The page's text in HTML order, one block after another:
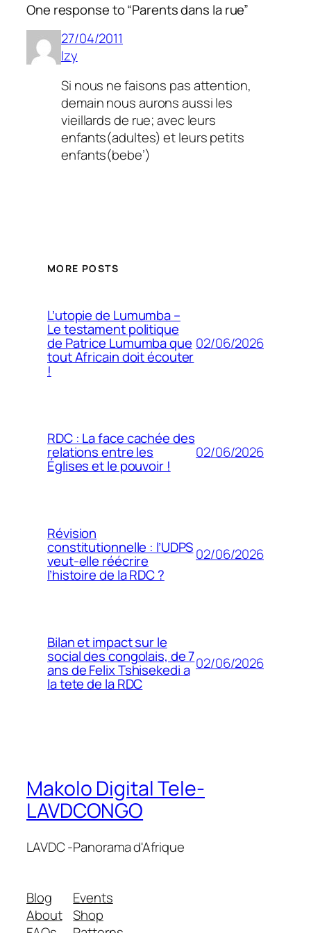
One response to “Parents dans la rue”
27/04/2011
Izy
Si nous ne faisons pas attention,
demain nous aurons aussi les
vieillards de rue; avec leurs
enfants(adultes) et leurs petits
enfants(bebe’)
MORE POSTS
L’utopie de Lumumba –
Le testament politique
de Patrice Lumumba que
tout Africain doit écouter
!
02/06/2026
RDC : La face cachée des
relations entre les
Églises et le pouvoir !
02/06/2026
Révision
constitutionnelle : l’UDPS
veut-elle réécrire
l’histoire de la RDC ?
02/06/2026
Bilan et impact sur le
social des congolais, de 7
ans de Felix Tshisekedi a
la tete de la RDC
02/06/2026
Makolo Digital Tele-
LAVDCONGO
LAVDC -Panorama d'Afrique
Blog
About
Events
Shop